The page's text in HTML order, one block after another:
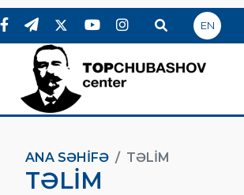
EN
ANA SƏHIFƏ TƏLIM
TƏLIM